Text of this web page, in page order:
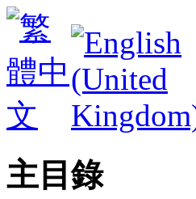
主目錄